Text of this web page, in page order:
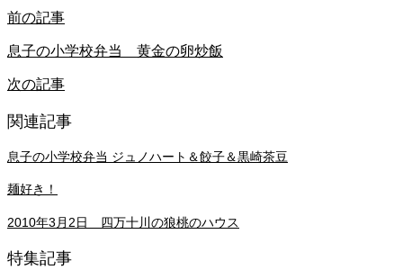
前の記事
息子の小学校弁当 黄金の卵炒飯
次の記事
関連記事
息子の小学校弁当 ジュノハート＆餃子＆黒崎茶豆
麺好き！
2010年3月2日 四万十川の狼桃のハウス
特集記事